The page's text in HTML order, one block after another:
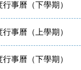
事曆（下學期）
事曆（上學期）
事曆（下學期）